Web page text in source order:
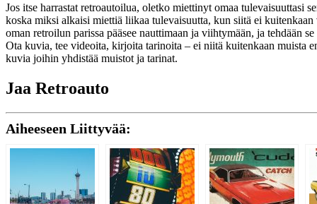
Jos itse harrastat retroautoilua, oletko miettinyt omaa tulevaisuuttasi
koska miksi alkaisi miettiä liikaa tulevaisuutta, kun siitä ei
oman retroilun parissa pääsee nauttimaan ja viihtymään, ja tehdään
Ota kuvia, tee videoita, kirjoita tarinoita – ei niitä kuitenkaan muista
kuvia joihin yhdistää muistot ja tarinat.
Jaa Retroauto
Aiheeseen Liittyvää: